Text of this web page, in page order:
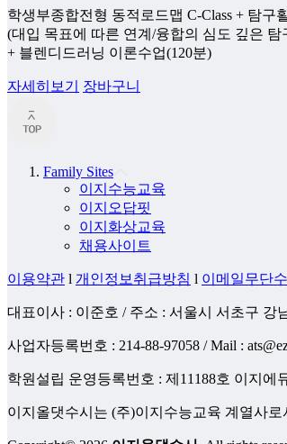
학생부종합전형 동적로드맵 C-Class + 탐구
(대입 목표에 따른 연계/융합의 심도 깊은 탐
+ 블렌디드러닝 이론수업(120분)
자세히보기 장바구니
Family Sites
이지수능교육
이지오답핏
이지화상교육
채용사이트
이용약관 l 개인정보취급방침 l 이메일무단
대표이사 : 이준호 / 주소 : 서울시 서초구 강
사업자등록번호 : 214-88-97058 / Mail :
학원설립 운영등록번호 : 제11188호 이지에
이지올댓수시는 (주)이지수능교육 계열사